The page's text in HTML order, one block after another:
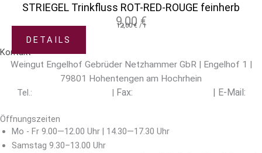
STRIEGEL Trinkfluss ROT-RED-ROUGE feinherb
9,00 €
12,00€ /l
DETAILS
Kontakt
Weingut Engelhof Gebrüder Netzhammer GbR | Engelhof 1 |
79801 Hohentengen am Hochrhein
Tel.:
| Fax: | E-Mail:
Öffnungszeiten
Mo - Fr 9.00—12.00 Uhr | 14.30—17.30 Uhr
Samstag 9.30–13.00 Uhr